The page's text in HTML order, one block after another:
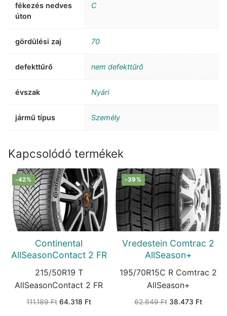
fékezés nedves
úton
C
gördülési zaj 70
defekttűrő nem defekttűrő
évszak Nyári
jármű típus Személy
Kapcsolódó termékek
-42%
Continental
AllSeasonContact 2 FR
215/50R19 T
AllSeasonContact 2 FR
111.189Ft Original
64.318 FtCurrent
-39%
Vredestein Comtrac 2
AllSeason+
195/70R15C R Comtrac 2
AllSeason+
62.649Ft Original
38.473 FtCurrent